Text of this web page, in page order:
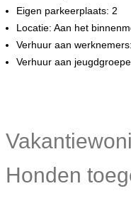
Eigen parkeerplaats: 2
Locatie: Aan het
Verhuur aan
Verhuur aan
Honden